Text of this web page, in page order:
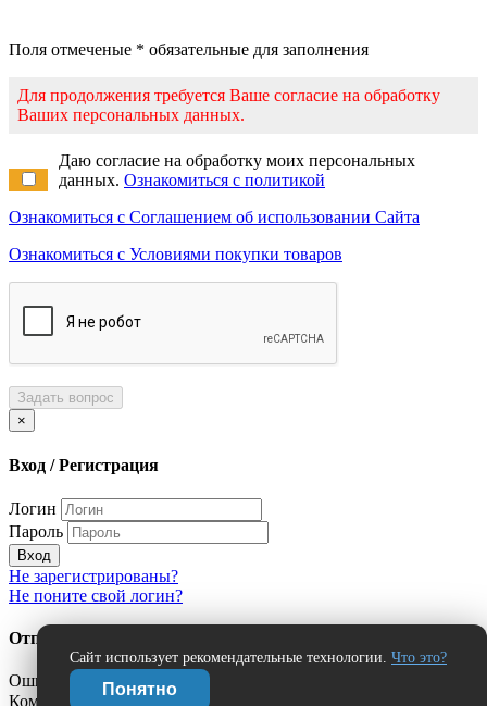
Сайт использует рекомендательные технологии. Что это?
Понятно
Поля отмеченые * обязательные для заполнения
Для продолжения требуется Ваше согласие на обработку
Ваших персональных данных.
Даю согласие на обработку моих персональных
данных. Ознакомиться с политикой
Ознакомиться с Соглашением об использовании Сайта
Ознакомиться с Условиями покупки товаров
Задать вопрос
×
Вход / Регистрация
Логин
Пароль
Вход
Не зарегистрированы?
Не поните свой логин?
Отправить сообщение об ошибке?
Ошибка:
Комментарий (дополнительно)